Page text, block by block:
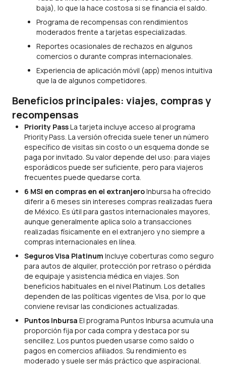
baja), lo que la hace costosa si se financia el saldo.
Programa de recompensas con rendimientos
moderados frente a tarjetas especializadas.
Reportes ocasionales de rechazos en algunos
comercios o durante compras internacionales.
Experiencia de aplicación móvil (app) menos intuitiva
que la de algunos competidores.
Beneficios principales: viajes, compras y
recompensas
Priority PassLa tarjeta incluye acceso al programa
Priority Pass. La versión ofrecida suele tener un número
específico de visitas sin costo o un esquema donde se
paga por invitado. Su valor depende del uso: para viajes
esporádicos puede ser suficiente, pero para viajeros
frecuentes puede quedarse corta.
6 MSI en compras en el extranjeroInbursa ha ofrecido
diferir a 6 meses sin intereses compras realizadas fuera
de México. Es útil para gastos internacionales mayores,
aunque generalmente aplica solo a transacciones
realizadas físicamente en el extranjero y no siempre a
compras internacionales en línea.
Seguros Visa Platinum Incluye coberturas como seguro
para autos de alquiler, protección por retraso o pérdida
de equipaje y asistencia médica en viajes. Son
beneficios habituales en el nivel Platinum. Los detalles
dependen de las políticas vigentes de Visa, por lo que
conviene revisar las condiciones actualizadas.
Puntos Inbursa El programa Puntos Inbursa acumula una
proporción fija por cada compra y destaca por su
sencillez. Los puntos pueden usarse como saldo o
pagos en comercios afiliados. Su rendimiento es
moderado y suele ser más práctico que aspiracional.